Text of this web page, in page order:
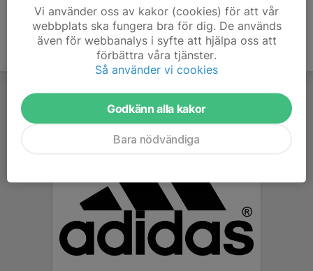
Vi använder oss av kakor (cookies) för att vår
webbplats ska fungera bra för dig. De används
även för webbanalys i syfte att hjälpa oss att
förbättra våra tjänster.
Så använder vi cookies
Godkänn alla kakor
Bara nödvändiga